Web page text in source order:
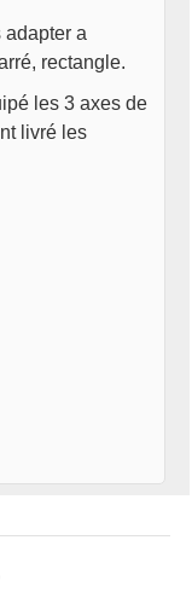
adapter a
rectangle.
les 3 axes de
livré les